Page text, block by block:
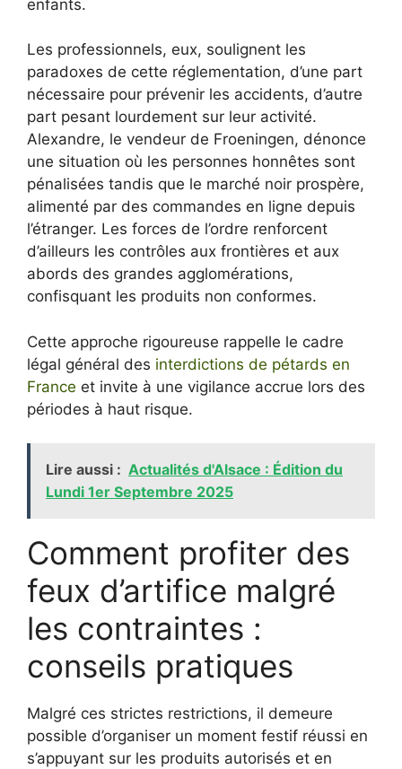
enfants.
Les professionnels, eux, soulignent les
paradoxes de cette réglementation, d’une part
nécessaire pour prévenir les accidents, d’autre
part pesant lourdement sur leur activité.
Alexandre, le vendeur de Froeningen, dénonce
une situation où les personnes honnêtes sont
pénalisées tandis que le marché noir prospère,
alimenté par des commandes en ligne depuis
l’étranger. Les forces de l’ordre renforcent
d’ailleurs les contrôles aux frontières et aux
abords des grandes agglomérations,
confisquant les produits non conformes.
Cette approche rigoureuse rappelle le cadre
légal général des interdictions de pétards en
France et invite à une vigilance accrue lors des
périodes à haut risque.
Lire aussi : Actualités d'Alsace : Édition du
Lundi 1er Septembre 2025
Comment profiter des
feux d’artifice malgré
les contraintes :
conseils pratiques
Malgré ces strictes restrictions, il demeure
possible d’organiser un moment festif réussi en
s’appuyant sur les produits autorisés et en